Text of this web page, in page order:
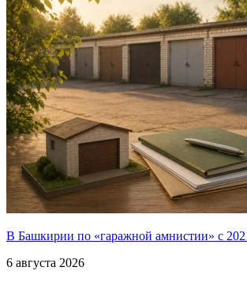
В Башкирии по «гаражной амнистии» с
6 августа 2026